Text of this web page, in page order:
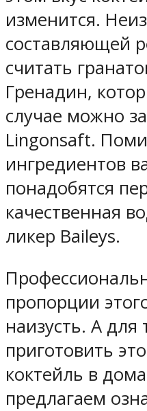
изменится.
составляющей
считать
Гренадин,
случае можно
Lingonsaft.
ингредиентов
понадобятся
качественная
ликер Baileys.
пропорции
наизусть. А для
приготовить
коктейль в
предлагаем